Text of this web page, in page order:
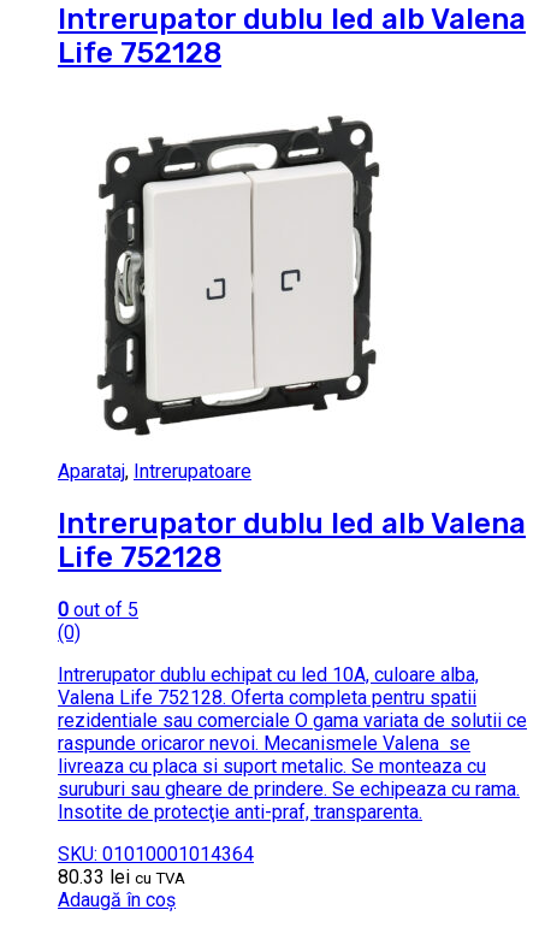
Intrerupator dublu led alb Valena
Life 752128
Aparataj, Intrerupatoare
Intrerupator dublu led alb Valena
Life 752128
0 out of 5
(0)
Intrerupator dublu echipat cu led 10A, culoare alba,
Valena Life 752128. Oferta completa pentru spatii
rezidentiale sau comerciale O gama variata de solutii ce
raspunde oricaror nevoi. Mecanismele Valena se
livreaza cu placa si suport metalic. Se monteaza cu
suruburi sau gheare de prindere. Se echipeaza cu rama.
Insotite de protecţie anti-praf, transparenta.
SKU: 01010001014364
80.33 lei cu TVA
Adaugă în coș